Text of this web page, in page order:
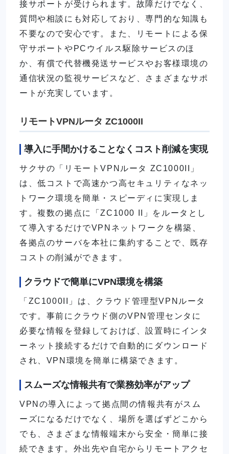
接サポートが受けられます。故障だけでなく、
質問や相談にも対応しており、専門的な知識も
不要なので安心です。また、リモートによる保
守サポートやPCウイルス駆除サービスのほ
か、有償で代替機発送サービスやお客様環境の
通信状況の監視サービスなど、さまざまなサポ
ートが充実しています。
リモートVPNルータ ZC1000II
導入に手間かけることなくコスト削減を実現
サクサの「リモートVPNルータ ZC1000II」
は、低コストで高速かつ高セキュリティなネッ
トワーク環境を簡単・スピーディに実現しま
す。複数の拠点に「ZC1000 II」をルータとし
て導入するだけでVPNネットワークを構築、
各拠点のサーバを本社に集約することで、既存
コストの削減ができます。
クラウドで簡単にVPN環境を構築
「ZC1000II」は、クラウド管理型VPNルータ
です。事前にクラウド側のVPN管理センタに
必要な情報を登録しておけば、設置時にインタ
ーネット接続するだけで自動的にダウンロード
され、VPN環境を簡単に構築できます。
スムーズな情報共有で業務効率がアップ
VPNの導入によって拠点間の情報共有がスム
ーズになるだけでなく、場所を選ばずどこから
でも、さまざまな情報端末から安全・簡単に接
続できます。外出先や自宅からリモートアクセ